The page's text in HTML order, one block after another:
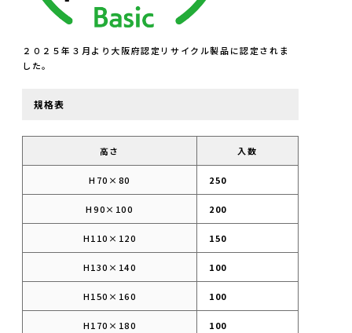
２０２５年３月より大阪府認定リサイクル製品に認定されま
した。
規格表
高さ 入数
H70×80 250
H90×100 200
H110×120 150
H130×140 100
H150×160 100
H170×180 100